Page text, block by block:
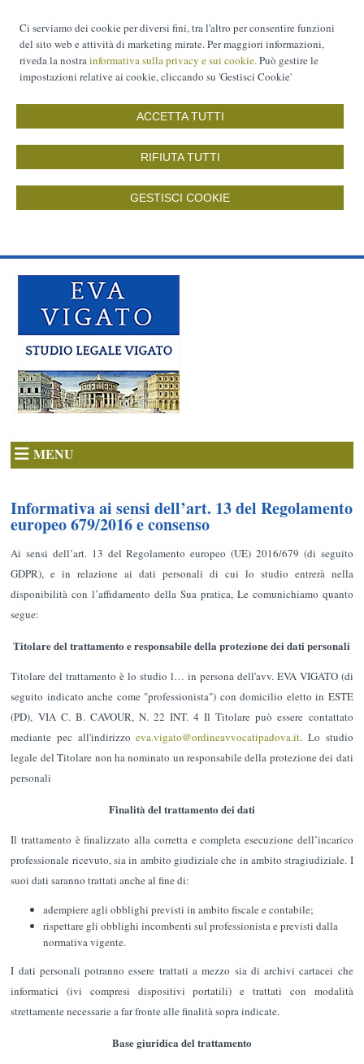
Ci serviamo dei cookie per diversi fini, tra l'altro per consentire funzioni
del sito web e attività di marketing mirate. Per maggiori informazioni,
riveda la nostrainformativa sulla privacy e sui cookie.Può gestire le
impostazioni relative ai cookie, cliccando su 'Gestisci Cookie'
ACCETTA TUTTI
RIFIUTA TUTTI
GESTISCI COOKIE
MENU
Informativa ai sensi dell’art. 13 del Regolamento
europeo 679/2016 e consenso
Ai sensi dell’art. 13 del Regolamento europeo (UE) 2016/679 (di seguito
GDPR), e in relazione ai dati personali di cui lo studio entrerà nella
disponibilità con l’affidamento della Sua pratica, Le comunichiamo quanto
segue:
Titolare del trattamento e responsabile della protezione dei dati personali
Titolare del trattamento è lo studio l… in persona dell'avv. EVA VIGATO (di
seguito indicato anche come "professionista") con domicilio eletto in ESTE
(PD), VIA C. B. CAVOUR, N. 22 INT. 4 Il Titolare può essere contattato
mediante pec all'indirizzoeva.vigato@ordineavvocatipadova.it. Lo studio
legale del Titolare non ha nominato un responsabile della protezione dei dati
personali
Finalità del trattamento dei dati
Il trattamento è finalizzato alla corretta e completa esecuzione dell’incarico
professionale ricevuto, sia in ambito giudiziale che in ambito stragiudiziale. I
suoi dati saranno trattati anche al fine di:
adempiere agli obblighi previsti in ambito fiscale e contabile;
rispettare gli obblighi incombenti sul professionista e previsti dalla
normativa vigente.
I dati personali potranno essere trattati a mezzo sia di archivi cartacei che
informatici (ivi compresi dispositivi portatili) e trattati con modalità
strettamente necessarie a far fronte alle finalità sopra indicate.
Base giuridica del trattamento